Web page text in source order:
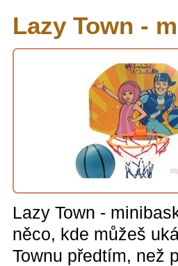
Lazy Town -
Lazy Town -
něco, kde můžeš
Townu předtím, než